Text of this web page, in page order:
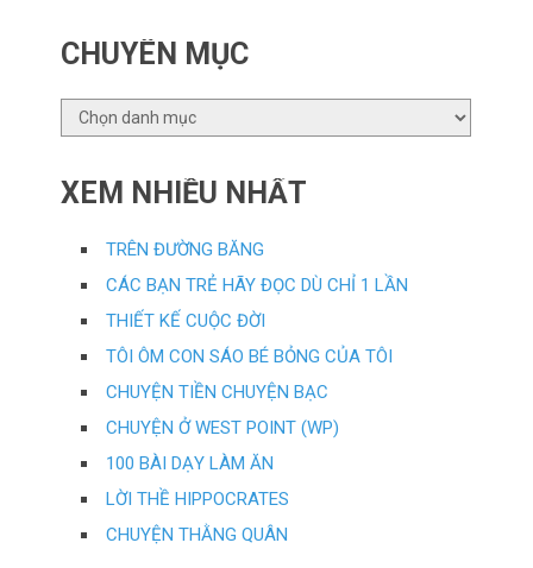
CHUYÊN MỤC
CHUYÊN
MỤC
XEM NHIỀU NHẤT
TRÊN ĐƯỜNG BĂNG
CÁC BẠN TRẺ HÃY ĐỌC DÙ CHỈ 1 LẦN
THIẾT KẾ CUỘC ĐỜI
TÔI ÔM CON SÁO BÉ BỎNG CỦA TÔI
CHUYỆN TIỀN CHUYỆN BẠC
CHUYỆN Ở WEST POINT (WP)
100 BÀI DẠY LÀM ĂN
LỜI THỀ HIPPOCRATES
CHUYỆN THẰNG QUÂN